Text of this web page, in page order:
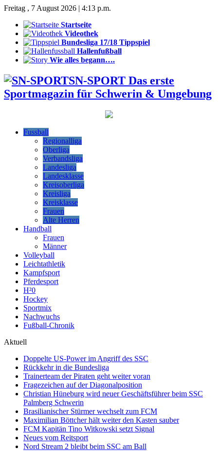
Freitag , 7 August 2026 | 4:13 p.m.
Startseite
Videothek
Bundesliga 17/18 Tippspiel
Hallenfußball
Wie alles begann….
SN-SPORT Das erste
Sportmagazin für Schwerin & Umgebung
Fussball
Regionalliga
Oberliga
Verbandsliga
Landesliga
Landesklasse
Kreisoberliga
Kreisliga
Kreisklasse
Frauen
Alte Herren
Handball
Frauen
Männer
Volleyball
Leichtathletik
Kampfsport
Pferdesport
H²0
Hockey
Sportmix
Nachwuchs
Fußball-Chronik
Aktuell
Doppelte US-Power im Angriff des SSC
Rückkehr in die Bundesliga
Trainerteam der Piraten geht weiter voran
Fragezeichen auf der Diagonalposition
Christian Hüneburg wird neuer Geschäftsführer beim SSC
Palmberg Schwerin
Brasilianischer Stürmer wechselt zum FCM
Maximilian Böttcher hält weiter den Kasten sauber
FCM Kapitän Tino Witkowski setzt Signal
Neues vom Reitsport
Nord Stream 2 bleibt beim SSC am Ball